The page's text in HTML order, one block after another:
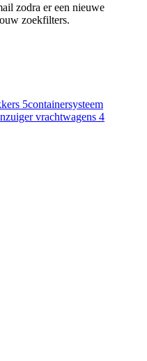
zodra er een nieuwe
zoekfilters.
5containersysteem
vrachtwagens 4